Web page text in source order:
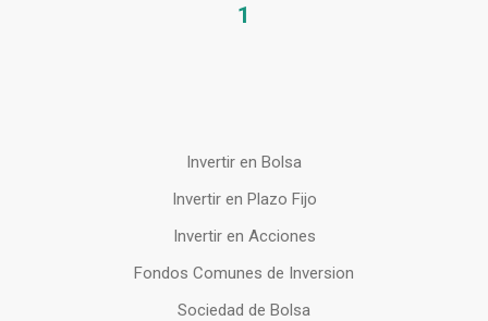
1
Invertir en Bolsa
Invertir en Plazo Fijo
Invertir en Acciones
Fondos Comunes de Inversion
Sociedad de Bolsa